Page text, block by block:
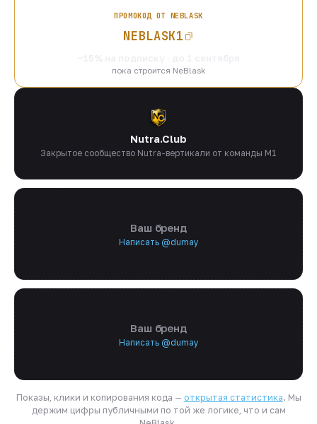
ПРОМОКОД ОТ NEBLASK
NEBLASK1
пока строится NeBlask
Nutra.Club
Закрытое сообщество Nutra-вертикали от команды M1
Ваш бренд
Написать @dumay
Ваш бренд
Написать @dumay
Показы, клики и копирования кода — открытая статистика. Мы
держим цифры публичными по той же логике, что и сам